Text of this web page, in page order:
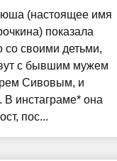
(настоящее имя
показала
со своими детьми,
с бывшим мужем
Сивовым, и
В инстаграме* она
пос...